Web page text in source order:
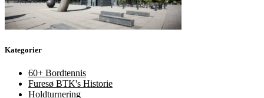
Kategorier
60+ Bordtennis
Furesø BTK's Historie
Holdturnering